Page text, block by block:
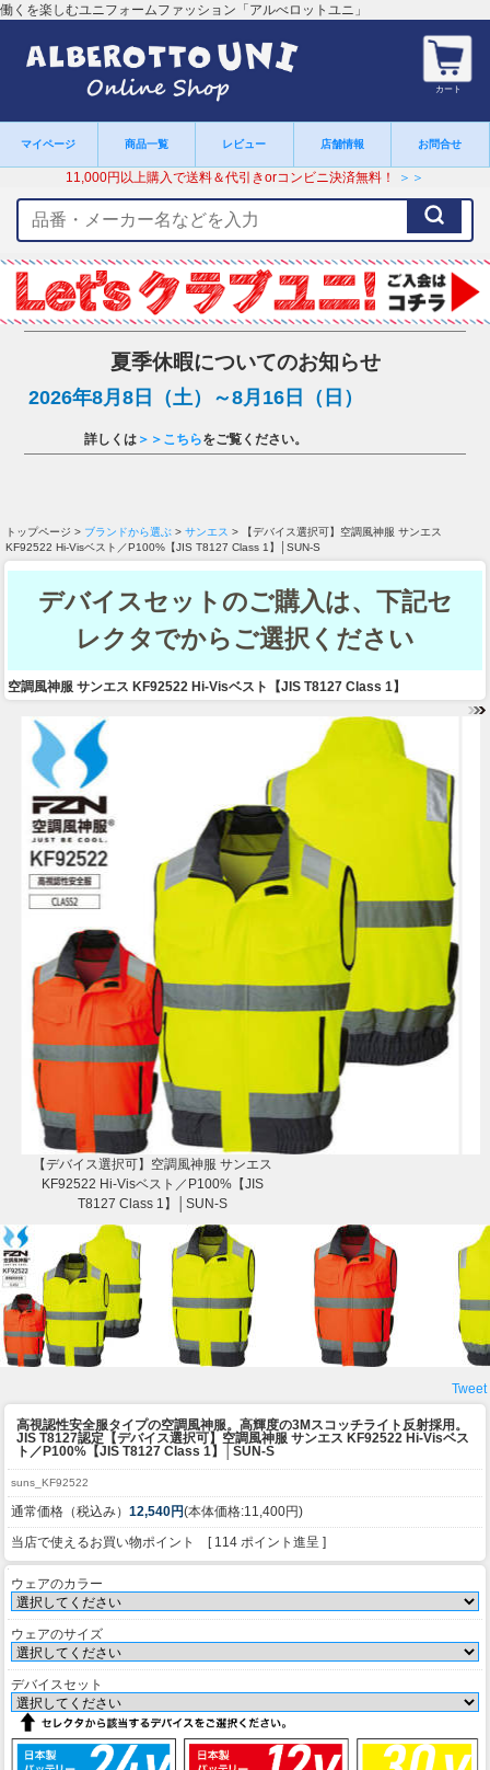
働くを楽しむユニフォームファッション「アルべロットユニ」
カート
マイページ 商品一覧 レビュー 店舗情報 お問合せ
11,000円以上購入で送料＆代引きorコンビニ決済無料！ ＞＞
ー
ワ
ー
ド
夏季休暇についてのお知らせ
2026年8月8日（土）～8月16日（日）
詳しくは ＞＞こちらをご覧ください。
トップページ > ブランドから選ぶ > サンエス > 【デバイス選択可】空調風神服 サンエス
KF92522 Hi-Visベスト／P100%【JIS T8127 Class 1】│SUN-S
デバイスセットのご購入は、下記セ
レクタでからご選択ください
空調風神服 サンエス KF92522 Hi-Visベスト【JIS T8127 Class 1】
【デバイス選択可】空調風神服 サンエス
KF92522 Hi-Visベスト／P100%【JIS
T8127 Class 1】│SUN-S
Tweet
高視認性安全服タイプの空調風神服。高輝度の3Mスコッチライト反射採用。
JIS T8127認定 【デバイス選択可】空調風神服 サンエス KF92522 Hi-Visベス
ト／P100%【JIS T8127 Class 1】│SUN-S
suns_KF92522
通常価格（税込み） 12,540円(本体価格:11,400円)
当店で使えるお買い物ポイント [ 114 ポイント進呈 ]
ウェアのカラー
ウェアのサイズ
デバイスセット